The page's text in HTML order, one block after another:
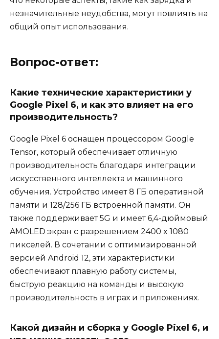
незначительные неудобства, могут повлиять на
общий опыт использования.
Вопрос-ответ:
Какие технические характеристики у
Google Pixel 6, и как это влияет на его
производительность?
Google Pixel 6 оснащен процессором Google
Tensor, который обеспечивает отличную
производительность благодаря интеграции
искусственного интеллекта и машинного
обучения. Устройство имеет 8 ГБ оперативной
памяти и 128/256 ГБ встроенной памяти. Он
также поддерживает 5G и имеет 6,4-дюймовый
AMOLED экран с разрешением 2400 x 1080
пикселей. В сочетании с оптимизированной
версией Android 12, эти характеристики
обеспечивают плавную работу системы,
быструю реакцию на команды и высокую
производительность в играх и приложениях.
Какой дизайн и сборка у Google Pixel 6, и